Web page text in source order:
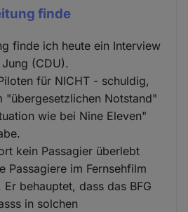
finde
finde ich heute ein Interview
(CDU).
für NICHT - schuldig,
"übergesetzlichen Notstand"
wie bei Nine Eleven"
kein Passagier überlebt
Passagiere im Fernsehfilm
behauptet, dass das BFG
in solchen